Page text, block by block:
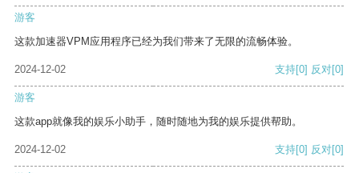
游客
这款加速器VPM应用程序已经为我们带来了无限的流畅体验。
2024-12-02 支持[0] 反对[0]
游客
这款app就像我的娱乐小助手，随时随地为我的娱乐提供帮助。
2024-12-02 支持[0] 反对[0]